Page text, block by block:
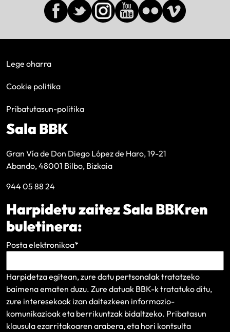
Lege oharra
Cookie politika
Pribatutasun-politika
Sala BBK
Gran Vía de Don Diego López de Haro, 19-21
Abando, 48001 Bilbo, Bizkaia
944 05 88 24
Harpidetu zaitez Sala BBKren
buletinera:
Posta elektronikoa*
Harpidetza egitean, zure datu pertsonalak tratatzeko
baimena ematen duzu. Zure datuak BBK-k tratatuko ditu,
zure interesekoak izan daitezkeen informazio-
komunikazioak eta berrikuntzak bidaltzeko. Pribatasun
klausulaezarritakoaren arabera, eta hori kontsulta